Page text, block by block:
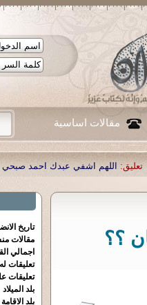
مقالات اساسية
احمد صبحي منصور|تعليق: ...
|
؟؟ تاريخ
مقالات
اجمالي
تعليقات له
تعليقات
بلد الميلاد
بلد الاقامة